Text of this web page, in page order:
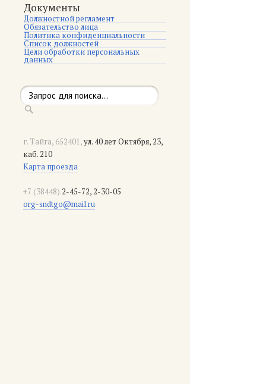
Документы
Должностной регламент
Обязательство лица
Политика конфиденциальности
Список должностей
Цели обработки персональных
данных
г. Тайга, 652401,ул. 40 лет Октября, 23,
каб. 210
Карта проезда
+7 (38448) 2-45-72, 2-30-05
org-sndtgo@mail.ru